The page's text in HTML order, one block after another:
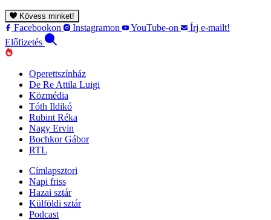
Kövess minket!
Facebookon Instagramon YouTube-on
Írj e-mailt!
Előfizetés
Operettszínház
De Re Attila Luigi
Közmédia
Tóth Ildikó
Rubint Réka
Nagy Ervin
Bochkor Gábor
RTL
Címlapsztori
Napi friss
Hazai sztár
Külföldi sztár
Podcast